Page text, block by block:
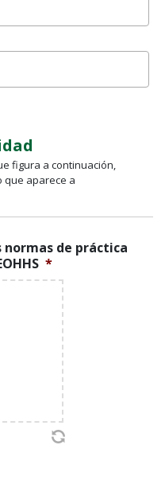
figura a continuación,
que aparece a
normas de práctica
*